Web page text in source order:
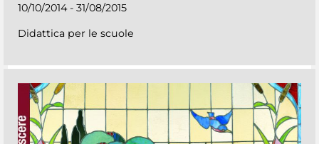
10/10/2014 - 31/08/2015
Didattica per le scuole